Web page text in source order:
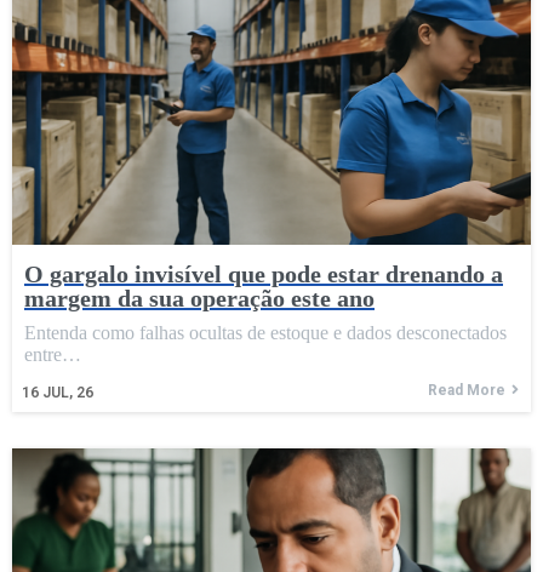
O gargalo invisível que pode estar drenando a
margem da sua operação este ano
16 JUL, 26
Entenda como falhas ocultas de estoque e dados desconectados
entre…
Read More